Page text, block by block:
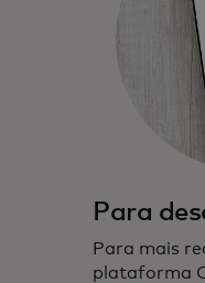
Para
Para mais
plataforma